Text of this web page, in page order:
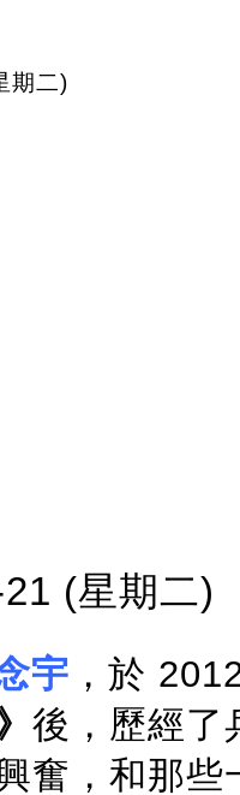
期二)
(星期二)
宇 ，於
後，歷經了
奮，和那